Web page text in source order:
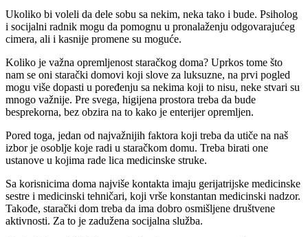
Ukoliko bi voleli da dele sobu sa nekim, neka tako i bude. Psiholog
i socijalni radnik mogu da pomognu u pronalaženju odgovarajućeg
cimera, ali i kasnije promene su moguće.
Koliko je važna opremljenost staračkog doma? Uprkos tome što
nam se oni starački domovi koji slove za luksuzne, na prvi pogled
mogu više dopasti u poređenju sa nekima koji to nisu, neke stvari su
mnogo važnije. Pre svega, higijena prostora treba da bude
besprekorna, bez obzira na to kako je enterijer opremljen.
Pored toga, jedan od najvažnijih faktora koji treba da utiče na naš
izbor je osoblje koje radi u staračkom domu. Treba birati one
ustanove u kojima rade lica medicinske struke.
Sa korisnicima doma najviše kontakta imaju gerijatrijske medicinske
sestre i medicinski tehničari, koji vrše konstantan medicinski nadzor.
Takođe, starački dom treba da ima dobro osmišljene društvene
aktivnosti. Za to je zadužena socijalna služba.